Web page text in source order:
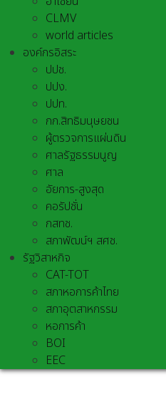
CLMV
world articles
องค์กรอิสระ
ปปช.
ปปง.
ปปท.
กก.สิทธิมนุษยชน
ผู้ตรวจการแผ่นดิน
ศาลรัฐธรรมนูญ
ศาล
อัยการ-สูงสุด
คอรัปชั่น
กสทช.
สภาพัฒน์ฯ สศช.
รัฐวิสาหกิจ
CAT-TOT
สภาหอการค้าไทย
สภาอุตสาหกรรม
หอการค้า
BOI
EEC